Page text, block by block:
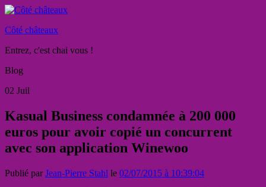
Côté châteaux
Entrez, c'est chai vous !
Blog
02 Juil
Kasual Business condamnée à 200 000
euros pour avoir copié un concurrent
avec son application Winewoo
Publié parJean-Pierre Stahl le 02/07/2015 à 10:39:04